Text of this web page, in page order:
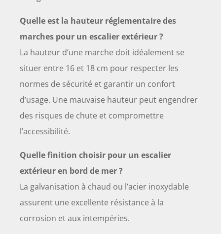
Quelle est la hauteur réglementaire des
marches pour un escalier extérieur ?
La hauteur d’une marche doit idéalement se
situer entre 16 et 18 cm pour respecter les
normes de sécurité et garantir un confort
d’usage. Une mauvaise hauteur peut engendrer
des risques de chute et compromettre
l’accessibilité.
Quelle finition choisir pour un escalier
extérieur en bord de mer ?
La galvanisation à chaud ou l’acier inoxydable
assurent une excellente résistance à la
corrosion et aux intempéries.